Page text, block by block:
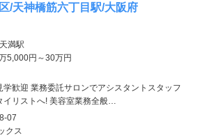
/天神橋筋六丁目駅/大阪府
満駅
5,000円～30万円
学歓迎 業務委託サロンでアシスタントスタッフ
リストへ! 美容室業務全般…
07
クス